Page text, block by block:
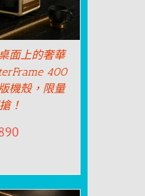
面上的奢華
400
機殼，限量
！